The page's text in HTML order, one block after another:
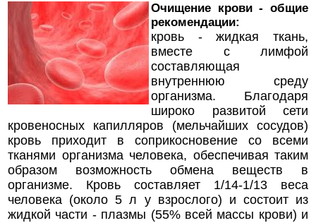
Очищение крови - общие
рекомендации:
кровь - жидкая ткань,
вместе с лимфой
составляющая
внутреннюю среду
организма. Благодаря
широко развитой сети
кровеносных капилляров (мельчайших сосудов)
кровь приходит в соприкосновение со всеми
тканями организма человека, обеспечивая таким
образом возможность обмена веществ в
организме. Кровь составляет 1/14-1/13 веса
человека (около 5 л у взрослого) и состоит из
жидкой части - плазмы (55% всей массы крови) и